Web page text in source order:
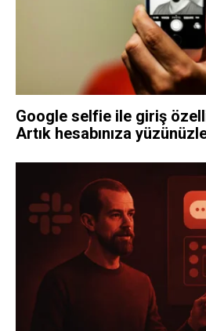
Google selfie ile giriş
Artık hesabınıza